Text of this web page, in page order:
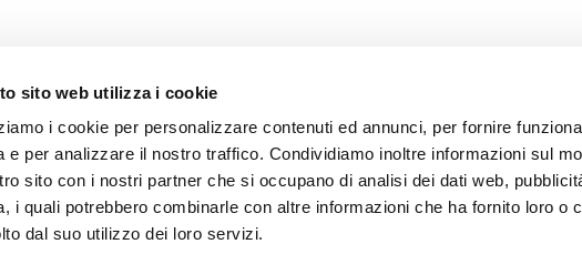
sito web utilizza i cookie
i cookie per personalizzare contenuti ed annunci, per fornire
e per analizzare il nostro traffico. Condividiamo inoltre informazioni sul
sito con i nostri partner che si occupano di analisi dei dati web,
i quali potrebbero combinarle con altre informazioni che ha fornito loro o
dal suo utilizzo dei loro servizi.